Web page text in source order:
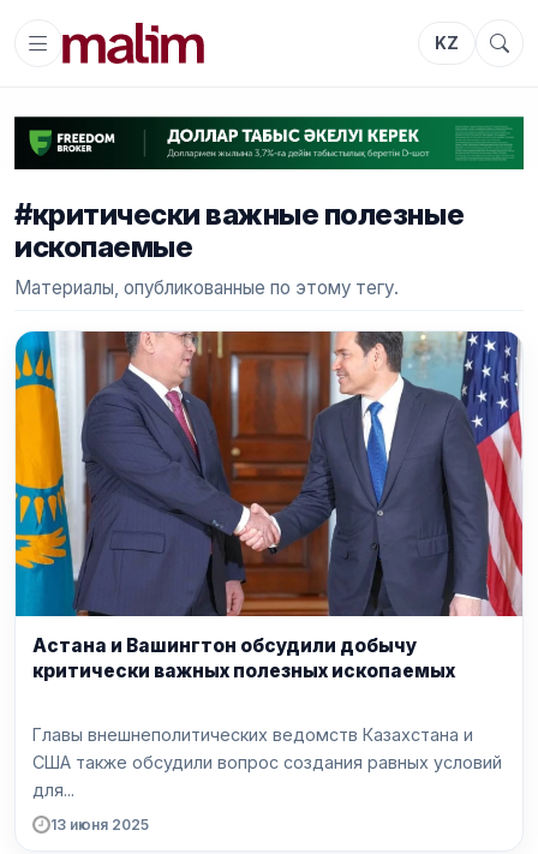
KZ
#критически важные полезные
ископаемые
Материалы, опубликованные по этому тегу.
Астана и Вашингтон обсудили добычу
критически важных полезных ископаемых
Главы внешнеполитических ведомств Казахстана и
США также обсудили вопрос создания равных условий
для...
13 июня 2025